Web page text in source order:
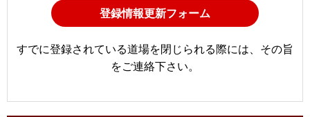
登録情報更新フォーム
すでに登録されている道場を閉じられる際には、その旨
をご連絡下さい。